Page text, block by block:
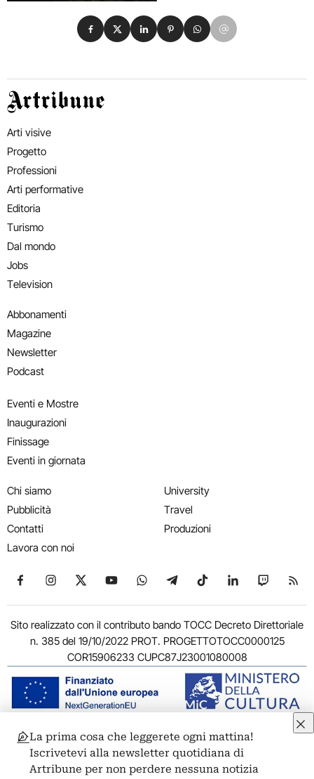
Condividi su Facebook
Condividi su X
Condividi su LinkedIn
Condividi su Pinterest
Condividi su WhatsApp
Condividi su Email
Artribune
Arti visive
Progetto
Professioni
Arti performative
Editoria
Turismo
Dal mondo
Jobs
Television
Abbonamenti
Magazine
Newsletter
Podcast
Eventi e Mostre
Inaugurazioni
Finissage
Eventi in giornata
Chi siamo
Pubblicità
Contatti
Lavora con noi
University
Travel
Produzioni
Seguici su Facebook
Seguici su Instagram
Seguici su X
Seguici su YouTube
Seguici su WhatsApp
Seguici su Telegram
Seguici su TikTok
Seguici su
Seguici
Sito realizzato con il contributo bando TOCC Decreto Direttoriale
n. 385 del 19/10/2022 PROT. PROGETTOTOCC0000125
COR15906233 CUPC87J23001080008
© 2011-2026 ARTRIBUNE srl – Corso Vittorio Emanuele II, 287 –
00186 Roma - P.I. 11381581005
Privacy: Responsabile della protezione dei dati personali
La prima cosa che leggerete ogni mattina!
Iscrivetevi alla newsletter quotidiana di
Artribune per non perdere nessuna notizia